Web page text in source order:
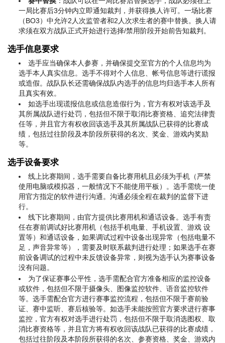
一局比赛后3分钟内立即通知裁判，并获得换人许可。一场比赛
（BO3）中允许2人次监管者和2人次求生者的赛中替换。换人请
求须在双方战队正式开始进行选择/禁用阶段开始前告知裁判。
选手信息要求
选手应当确保本人参赛，并确保提交至官方的个人信息均为
选手本人真实信息。选手不得对个人信息、帐号信息等进行谎报
或造假。战队队长还需确保战队内选手的信息均归选手本人所有
且真实有效。
如选手出现谎报信息或信息造假行为，官方有权对该选手及
其所属战队进行处罚，包括但不限于取消比赛资格、追究法律责
任等，并且官方有权收回该选手及其所属战队已获得的比赛成
绩，包括过往阶段及本阶段所获得的名次、奖金、游戏内奖励
等。
选手设备要求
线上比赛期间，选手需要自备比赛用机且必须为手机（严禁
使用电脑或模拟器，一般情况下不能使用平板）。选手需统一使
用官方指定的软件进行沟通。沟通必须全程在裁判的监督下进
行。
线下比赛期间，由官方提供比赛用机和通话设备。选手有责
任在赛前调试好比赛用机（包括手机电量、手机设置、游戏 设
置等）和通话设备，如果调试过程中设备出现异常（包括电量不
足，声音异常等），需要及时联系裁判进行处理；如果选手在赛
前设备调试的过程中未反馈设备异常，则视为选手认为赛事设备
没有问题。
为了保证赛事公平性，选手需配合官方准备相应的监控设备
或软件，包括但不限于摄像头、图像监控软件、语音监控软件
等。选手需配合官方进行赛事监控流程，包括但不限于赛前验
证、赛中监听、赛后核验等。如选手未能按照官方要求进行赛事
监控，官方有权对选手进行处罚，包括但不限于取消选图权、取
消比赛资格等，并且官方将有权收回该战队已获得的比赛成绩，
包括过往阶段及本阶段所获得的名次、参赛资格、奖金、游戏内